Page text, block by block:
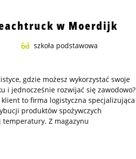
w Moerdijk
szkoła podstawowa
gdzie możesz wykorzystać swoje
i jednocześnie rozwijać się zawodowo?
to firma logistyczna specjalizująca
produktów spożywczych
Z magazynu